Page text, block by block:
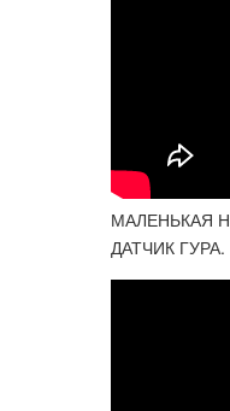
МАЛЕНЬКАЯ
ДАТЧИК ГУРА.